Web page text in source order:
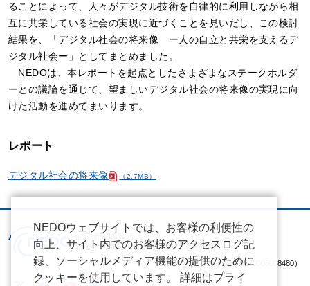
ることによって、人々がデジタル技術を自律的に利用しながら相
互に共栄している社会の実現に近づくことを見いだし、この検討
結果を、「デジタル社会の将来像 ー人の自立と共栄を支えるデ
ジタル社会ー」としてまとめました。
NEDOは、本レポートを起点としたさまざまなステークホルダ
ーとの議論を通じて、望ましいデジタル社会の将来像の実現に向
けた活動を進めてまいります。
レポート
デジタル社会の将来像 （2.7MB）
（法人番号 2020005008480）
NEDOウェブサイトでは、お客様の利便性の
向上、サイト内でのお客様のアクセスログ記
録、ソーシャルメディア機能の提供のために
クッキーを使用しています。 詳細はプライ